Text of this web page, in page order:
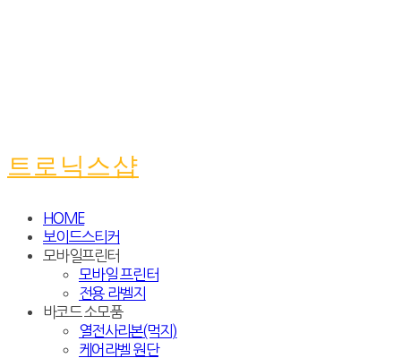
트로닉스샵
HOME
보이드스티커
모바일프린터
모바일 프린터
전용 라벨지
바코드 소모품
열전사리본(먹지)
케어라벨 원단